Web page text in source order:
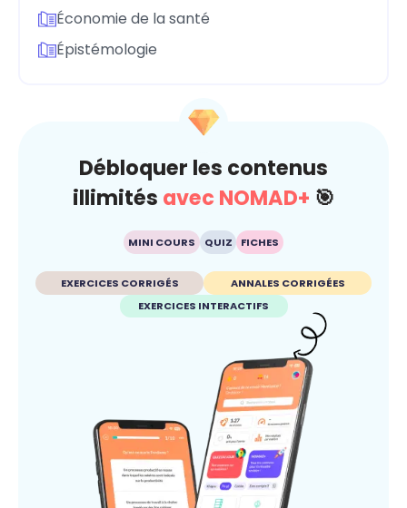
Économie de la santé
Épistémologie
Débloquer les contenus
illimités avec NOMAD+ 🎯
MINI COURS QUIZ FICHES
EXERCICES CORRIGÉS
ANNALES CORRIGÉES
EXERCICES INTERACTIFS